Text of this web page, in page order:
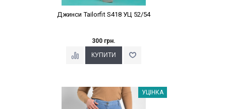
Джинси Tailorfit S418 УЦ 52/54
300 грн.
Наклейки Варіант з % УЦІНКА